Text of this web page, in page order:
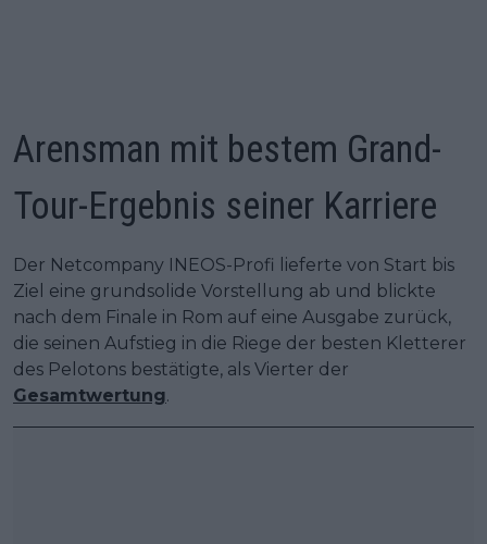
Arensman mit bestem Grand-
Tour-Ergebnis seiner Karriere
Der Netcompany INEOS-Profi lieferte von Start bis
Ziel eine grundsolide Vorstellung ab und blickte
nach dem Finale in Rom auf eine Ausgabe zurück,
die seinen Aufstieg in die Riege der besten Kletterer
des Pelotons bestätigte, als Vierter der
Gesamtwertung.